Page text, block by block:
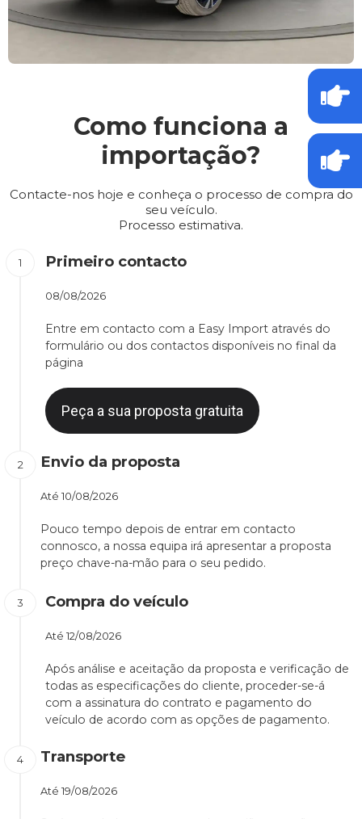
Como funciona a
importação?
Contacte-nos hoje e conheça o processo de compra do
seu veículo.
Processo estimativa.
Primeiro contacto
08/08/2026
Entre em contacto com a Easy Import através do
formulário ou dos contactos disponíveis no final da
página
Peça a sua proposta gratuita
Envio da proposta
Até 10/08/2026
Pouco tempo depois de entrar em contacto
connosco, a nossa equipa irá apresentar a proposta
preço chave-na-mão para o seu pedido.
Compra do veículo
Até 12/08/2026
Após análise e aceitação da proposta e verificação de
todas as especificações do cliente, proceder-se-á
com a assinatura do contrato e pagamento do
veículo de acordo com as opções de pagamento.
Transporte
Até 19/08/2026